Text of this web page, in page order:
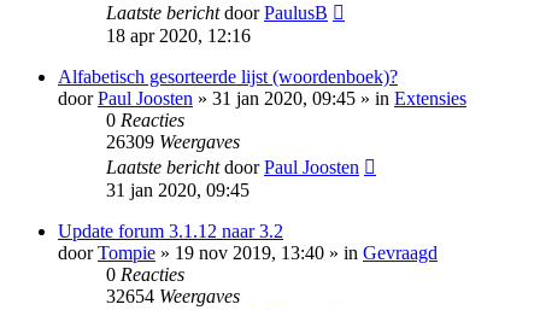
Laatste berichtdoorPaulusB
18 apr 2020, 12:16
Alfabetisch gesorteerde lijst (woordenboek)?
doorPaul Joosten » 31 jan 2020, 09:45 » in Extensies
0 Reacties
26309 Weergaves
Laatste berichtdoorPaul Joosten
31 jan 2020, 09:45
Update forum 3.1.12 naar 3.2
doorTompie » 19 nov 2019, 13:40 » in Gevraagd
0 Reacties
32654 Weergaves